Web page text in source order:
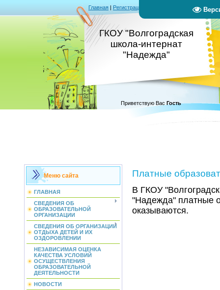
Главная | Регистрация
ГКОУ "Волгоградская
школа-интернат
"Надежда"
Приветствую Вас Гость
Меню сайта
ГЛАВНАЯ
СВЕДЕНИЯ ОБ
ОБРАЗОВАТЕЛЬНОЙ
ОРГАНИЗАЦИИ
СВЕДЕНИЯ ОБ ОРГАНИЗАЦИИ
ОТДЫХА ДЕТЕЙ И ИХ
ОЗДОРОВЛЕНИИ
НЕЗАВИСИМАЯ ОЦЕНКА
КАЧЕСТВА УСЛОВИЙ
ОСУЩЕСТВЛЕНИЯ
ОБРАЗОВАТЕЛЬНОЙ
ДЕЯТЕЛЬНОСТИ
НОВОСТИ
Платные
В ГКОУ
"Надежда" платные
оказываются.